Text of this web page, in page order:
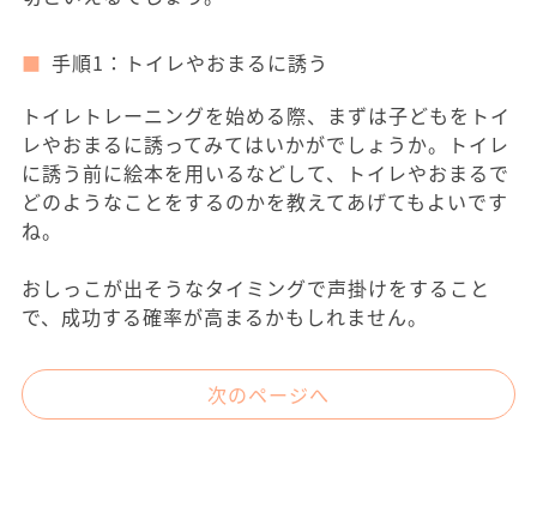
手順1：トイレやおまるに誘う
トイレトレーニングを始める際、まずは子どもをトイ
レやおまるに誘ってみてはいかがでしょうか。トイレ
に誘う前に絵本を用いるなどして、トイレやおまるで
どのようなことをするのかを教えてあげてもよいです
ね。
おしっこが出そうなタイミングで声掛けをすること
で、成功する確率が高まるかもしれません。
次のページへ